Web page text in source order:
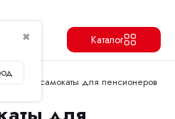
✖ Каталог
Электросамокаты для пенсионеров
Перейти в корзину